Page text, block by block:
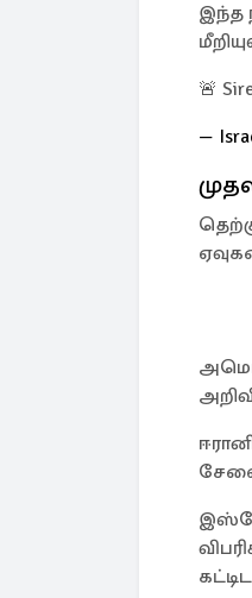
இந்த
🚨
—
சேவை